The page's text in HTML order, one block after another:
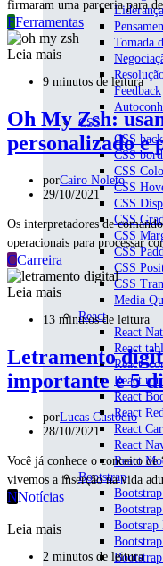
Liderança
Tomada
Feedback
CSS
CSS
CSS
CSS
CSS
CSS
CSS
CSS
CSS
CSS
CSS
Media
React
React
React
React
React
React
React
React
React
React
Bootstrap
Bootsrap
firmaram uma parceria para
FFerramentas
Leia mais
9 minutos de leitura
Oh My Zsh:
personalizado e
porCairo Noleto
29/10/2021
Os interpretadores de
operacionais para processar
CCarreira
Leia mais
13 minutos de leitura
Letramento
importante e 5
porLucas Custódio
28/10/2021
Você já conhece o conceito
vivemos a inserção na vida
NNotícias
Leia mais
2 minutos de leitura